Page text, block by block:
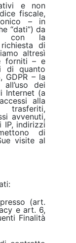
e non
fiscale,
– in
“dati”) da
con la
di
altresì
forniti – e
di quanto
GDPR – la
dei
Internet (a
alla
avvenuti,
IP, indirizzi
di
visite al
(art.
e art. 6,
Finalità